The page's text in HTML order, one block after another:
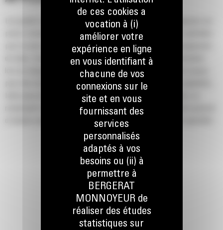
Les godets normaux GP série Performance pour les chargeuses sur
pneus compactes Cat® assurent de bonnes performances globales
pour la mise en tas, la reprise de tas, l'excavation et le chargement
de talus. Comme le nom le suggère, ces godets sont performants
lors du chargement au tas ou de matériau en place. Ils sont conçus
pour des forces d'arrachage et des conditions d'abrasion standards.
Idéal pour les applications de rétrocavage et de nivellement. Le
rendement volumétrique des godets de la série Performance permet
d'obtenir une capacité jusqu'à 115 % supérieure que celle spécifiée.
de ces cookies a
vocation à (i)
améliorer votre
expérience en ligne
en vous identifiant à
chacune de vos
connexions sur le
site et en vous
fournissant des
services
personnalisés
adaptés à vos
besoins ou (ii) à
permettre à
BERGERAT
MONNOYEUR de
réaliser des études
statistiques sur